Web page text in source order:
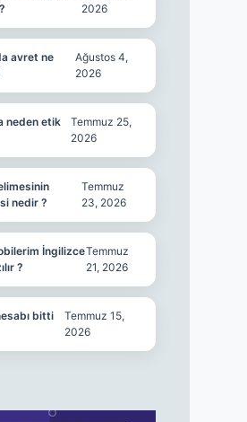
2026
avret ne
Ağustos 4,
2026
neden etik
Temmuz 25,
2026
nedir ?
Temmuz
23, 2026
İngilizce
?
Temmuz
21, 2026
bitti
Temmuz 15,
2026